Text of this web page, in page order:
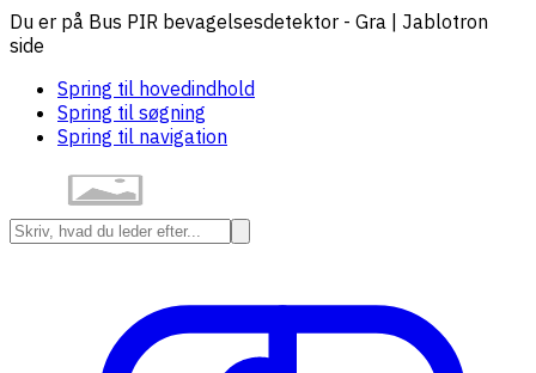
Du er på Bus PIR bevagelsesdetektor - Gra | Jablotron
side
Spring til hovedindhold
Spring til søgning
Spring til navigation